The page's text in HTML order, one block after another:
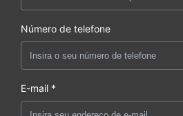
Número de telefone
E-mail *